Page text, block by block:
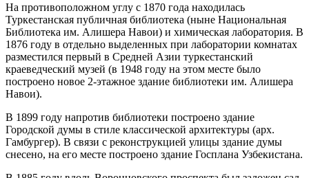
На противоположном углу с 1870 года находилась
Туркестанская публичная библиотека (ныне Национальная
Библиотека им. Алишера Навои) и химическая лаборатория. В
1876 году в отдельно выделенных при лаборатории комнатах
разместился первый в Средней Азии туркестанский
краеведческий музей (в 1948 году на этом месте было
построено новое 2-этажное здание библиотеки им. Алишера
Навои).
В 1899 году напротив библиотеки построено здание
Городской думы в стиле классической архитектуры (арх.
Гамбургер). В связи с реконструкцией улицы здание думы
снесено, на его месте построено здание Госплана Узбекистана.